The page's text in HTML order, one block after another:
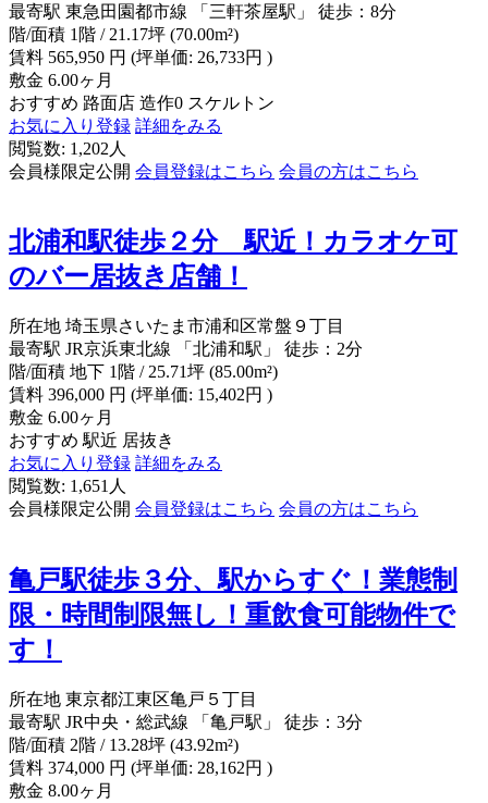
最寄駅 東急田園都市線 「三軒茶屋駅」 徒歩：8分
階/面積 1階 / 21.17坪 (70.00m²)
賃料 565,950 円 (坪単価: 26,733円 )
敷金 6.00ヶ月
おすすめ 路面店 造作0 スケルトン
お気に入り登録 詳細をみる
閲覧数: 1,202人
会員様限定公開 会員登録はこちら 会員の方はこちら
北浦和駅徒歩２分 駅近！カラオケ可
のバー居抜き店舗！
所在地 埼玉県さいたま市浦和区常盤９丁目
最寄駅 JR京浜東北線 「北浦和駅」 徒歩：2分
階/面積 地下 1階 / 25.71坪 (85.00m²)
賃料 396,000 円 (坪単価: 15,402円 )
敷金 6.00ヶ月
おすすめ 駅近 居抜き
お気に入り登録 詳細をみる
閲覧数: 1,651人
会員様限定公開 会員登録はこちら 会員の方はこちら
亀戸駅徒歩３分、駅からすぐ！業態制
限・時間制限無し！重飲食可能物件で
す！
所在地 東京都江東区亀戸５丁目
最寄駅 JR中央・総武線 「亀戸駅」 徒歩：3分
階/面積 2階 / 13.28坪 (43.92m²)
賃料 374,000 円 (坪単価: 28,162円 )
敷金 8.00ヶ月